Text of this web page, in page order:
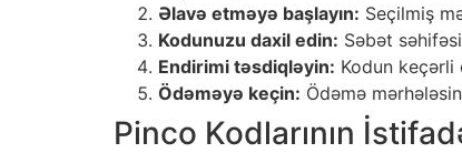
Əlavə etməyə başlayın: Seçilmiş
Kodunuzu daxil edin: Səbət
Endirimi təsdiqləyin: Kodun keçərli
Ödəməyə keçin: Ödəmə
Pinco Kodlarının